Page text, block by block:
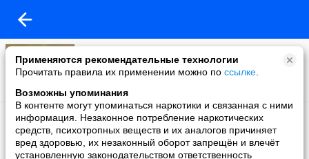
Применяются рекомендательные технологии
Прочитать правила их применении можно по ссылке
Возможны упоминания
В контенте могут упоминаться наркотики и связанная с ними
информация. Незаконное потребление наркотических
средств, психотропных веществ и их аналогов причиняет
вред здоровью, их незаконный оборот запрещён и влечёт
установленную законодательством ответственность
266. Святые Отцы и учителя Церкви (История
Церкви).avi
2 просмотра
9:30
265. Просветительская деятельность святых
Кирилла и Мефодия (История Церкви)
13 просмотров